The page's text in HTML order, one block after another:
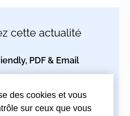
cette actualité
cette actualité :
des cookies et vous
sur ceux que vous